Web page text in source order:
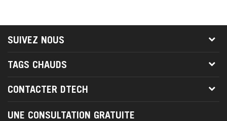
SUIVEZ NOUS
TAGS CHAUDS
CONTACTER DTECH
UNE CONSULTATION GRATUITE